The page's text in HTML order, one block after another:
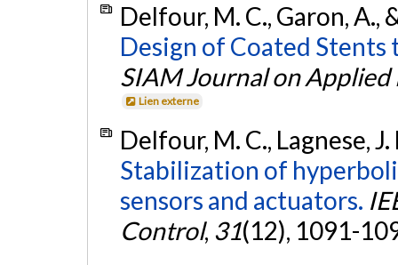
Delfour, M. C., Garon, A.,
Design of Coated
SIAM Journal on
Lien externe
Delfour, M. C., Lagnese,
Stabilization of
sensors and actuators.
Control, 31(12), 1091-